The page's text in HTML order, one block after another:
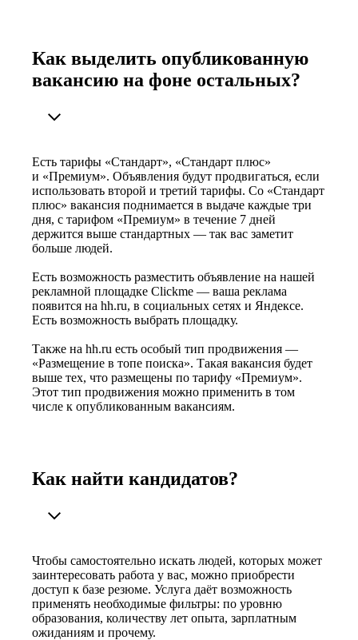
Как выделить опубликованную
вакансию на фоне остальных?
Есть тарифы «Стандарт», «Стандарт плюс»
и «Премиум». Объявления будут продвигаться, если
использовать второй и третий тарифы. Со «Стандарт
плюс» вакансия поднимается в выдаче каждые три
дня, с тарифом «Премиум» в течение 7 дней
держится выше стандартных — так вас заметит
больше людей.
Есть возможность разместить объявление на нашей
рекламной площадке Clickme — ваша реклама
появится на hh.ru, в социальных сетях и Яндексе.
Есть возможность выбрать площадку.
Также на hh.ru есть особый тип продвижения —
«Размещение в топе поиска». Такая вакансия будет
выше тех, что размещены по тарифу «Премиум».
Этот тип продвижения можно применить в том
числе к опубликованным вакансиям.
Как найти кандидатов?
Чтобы самостоятельно искать людей, которых может
заинтересовать работа у вас, можно приобрести
доступ к базе резюме. Услуга даёт возможность
применять необходимые фильтры: по уровню
образования, количеству лет опыта, зарплатным
ожиданиям и прочему.